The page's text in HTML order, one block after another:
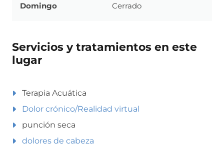
Domingo
Cerrado
Servicios y tratamientos en este
lugar
Terapia Acuática
Dolor crónico/Realidad virtual
punción seca
dolores de cabeza